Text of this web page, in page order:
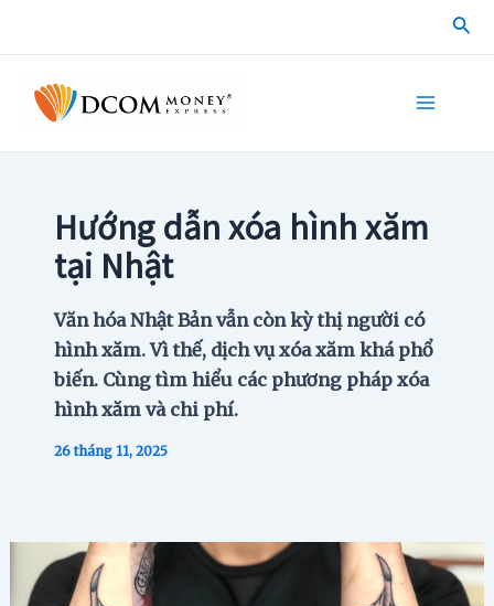
Hướng dẫn xóa hình xăm
tại Nhật
Văn hóa Nhật Bản vẫn còn kỳ thị người có
hình xăm. Vì thế, dịch vụ xóa xăm khá phổ
biến. Cùng tìm hiểu các phương pháp xóa
hình xăm và chi phí.
26 tháng 11, 2025